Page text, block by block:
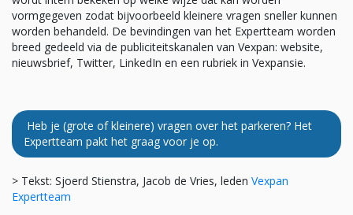
vormgegeven zodat bijvoorbeeld kleinere vragen sneller kunnen
worden behandeld. De bevindingen van het Expertteam worden
breed gedeeld via de publiciteitskanalen van Vexpan: website,
nieuwsbrief, Twitter, LinkedIn en een rubriek in Vexpansie.
Heb je (grote of kleinere) vragen over het parkeren? Het
Expertteam pakt het graag voor je op.
> Tekst: Sjoerd Stienstra, Jacob de Vries, leden Vexpan
Expertteam